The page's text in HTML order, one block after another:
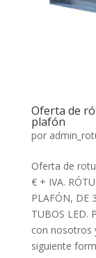
Oferta de
plafón
por
Oferta de
€ + IVA.
PLAFÓN, DE
TUBOS LED.
con nosotros
siguiente